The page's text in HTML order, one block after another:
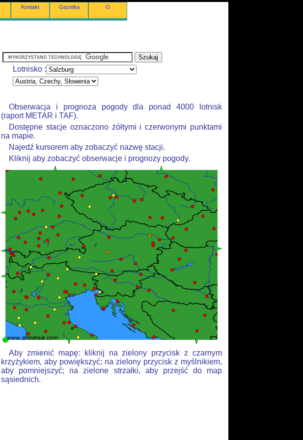
Kontakt Gazetka O
Lotnisko :
Obserwacja i prognoza pogody dla ponad 4000 lotnisk
(raport METAR i TAF).
Dostępne stacje oznaczono żółtymi i czerwonymi punktami
na mapie.
Najedź kursorem aby zobaczyć nazwę stacji.
Kliknij aby zobaczyć obserwacje i prognozy pogody.
Aby zmienić mapę: kliknij na zielony przycisk z czarnym
krzyżykiem, aby powiększyć; na zielony przycisk z myślnikiem,
aby pomniejszyć; na zielone strzałki, aby przejść do map
sąsiednich.